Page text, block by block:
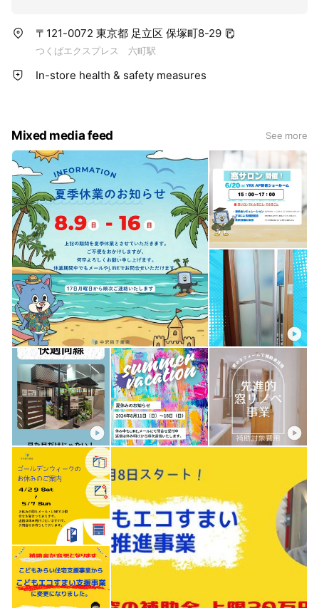
〒121-0072 東京都 足立区 保塚町8-29
つくばエクスプレス 六町駅
In-store health & safety measures
Mixed media feed See more